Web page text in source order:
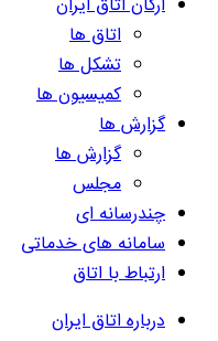
اتاق ها
تشکل ها
کمیسیون ها
گزارش ها
گزارش ها
مجلس
چندرسانه ای
سامانه های خدماتی
ارتباط با اتاق
درباره اتاق ایران